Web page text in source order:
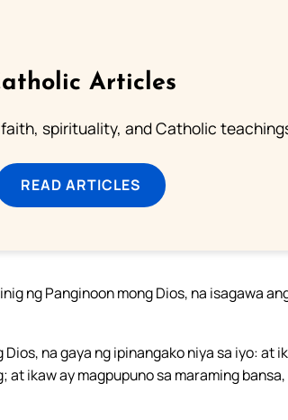
Articles
spirituality, and Catholic
READ ARTICLES
ng Panginoon mong Dios, na isagawa
na gaya ng ipinangako niya sa iyo: at
ikaw ay magpupuno sa maraming